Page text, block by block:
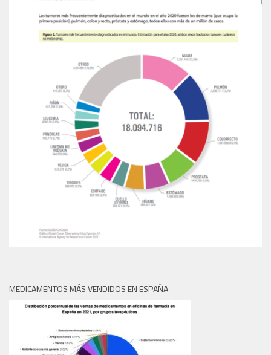
MEDICAMENTOS MÁS VENDIDOS EN ESPAÑA